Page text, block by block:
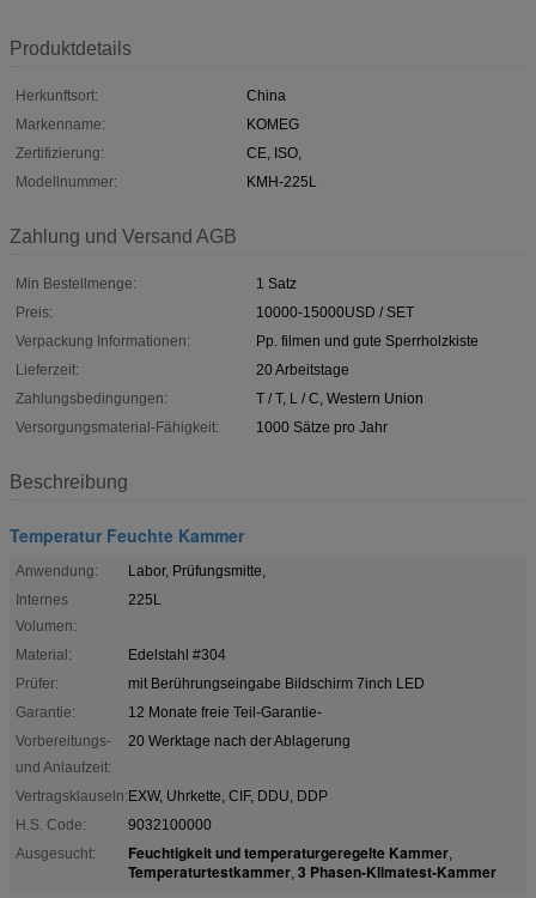
Produktdetails
Herkunftsort:
China
Markenname:
KOMEG
Zertifizierung:
CE, ISO,
Modellnummer:
KMH-225L
Zahlung und Versand AGB
Min Bestellmenge:
1 Satz
Preis:
10000-15000USD / SET
Verpackung Informationen:
Pp. filmen und gute Sperrholzkiste
Lieferzeit:
20 Arbeitstage
Zahlungsbedingungen:
T / T, L / C, Western Union
Versorgungsmaterial-Fähigkeit:
1000 Sätze pro Jahr
Beschreibung
Temperatur Feuchte Kammer
Anwendung:
Labor, Prüfungsmitte,
Internes
Volumen:
225L
Material:
Edelstahl #304
Prüfer:
mit Berührungseingabe Bildschirm 7inch LED
Garantie:
12 Monate freie Teil-Garantie-
Vorbereitungs-
und Anlaufzeit:
20 Werktage nach der Ablagerung
Vertragsklauseln:EXW, Uhrkette, CIF, DDU, DDP
H.S. Code:
9032100000
Ausgesucht:
Feuchtigkeit und temperaturgeregelte Kammer,
Temperaturtestkammer, 3 Phasen-Klimatest-Kammer